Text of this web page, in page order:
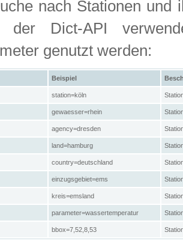
nach Stationen und
der Dict-API
genutzt werden:
Beispiel
station=köln
gewaesser=rhein
agency=dresden
land=hamburg
country=deutschland
einzugsgebiet=ems
kreis=emsland
parameter=wassertemperatur
bbox=7,52,8,53